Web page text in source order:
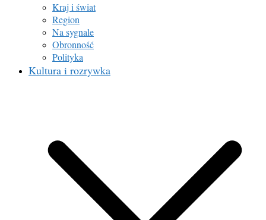
Kraj i świat
Region
Na sygnale
Obronność
Polityka
Kultura i rozrywka